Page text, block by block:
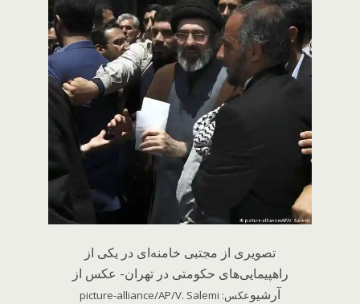
تصویری از مجتبی خامنه‌ای در یکی از
راهپیمایی‌های حکومتی در تهران- عکس از
آرشیوعکس: picture-alliance/AP/V. Salemi